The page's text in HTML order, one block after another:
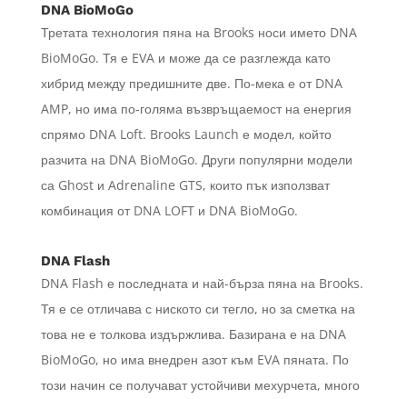
DNA BioMoGo
Третата технология пяна на Brooks носи името DNA
BioMoGo. Тя е EVA и може да се разглежда като
хибрид между предишните две. По-мека е от DNA
AMP, но има по-голяма възвръщаемост на енергия
спрямо DNA Loft. Brooks Launch е модел, който
разчита на DNA BioMoGo. Други популярни модели
са Ghost и Adrenaline GTS, които пък използват
комбинация от DNA LOFT и DNA BioMoGo.
DNA Flash
DNA Flash е последната и най-бърза пяна на Brooks.
Тя е се отличава с ниското си тегло, но за сметка на
това не е толкова издържлива. Базирана е на DNA
BioMoGo, но има внедрен азот към EVA пяната. По
този начин се получават устойчиви мехурчета, много